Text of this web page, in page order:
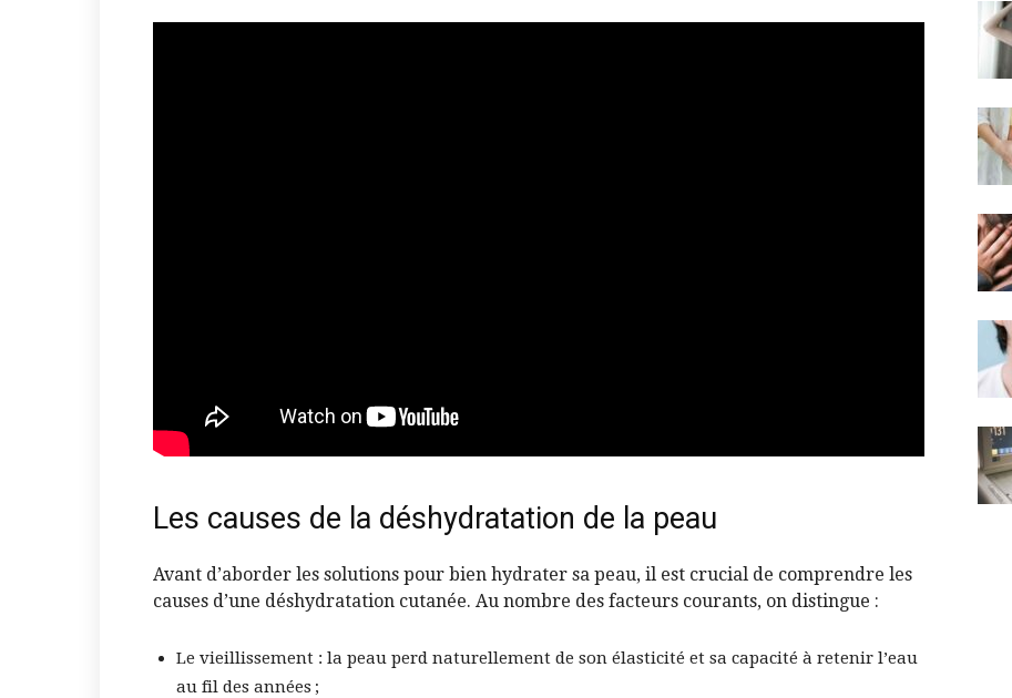
Les causes de la déshydratation de la peau
Avant d’aborder les solutions pour bien hydrater sa peau, il est crucial de comprendre les
causes d’une déshydratation cutanée. Au nombre des facteurs courants, on distingue :
Le vieillissement : la peau perd naturellement de son élasticité et sa capacité à retenir l’eau
au fil des années ;